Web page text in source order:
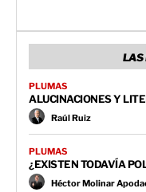
LAS
PLUMAS
ALUCINACIONES Y
Raúl Ruiz
PLUMAS
¿EXISTEN TODAVÍA
Héctor Molinar